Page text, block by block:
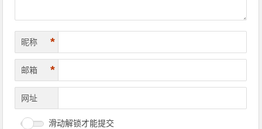
昵称 *
邮箱 *
网址
滑动解锁才能提交